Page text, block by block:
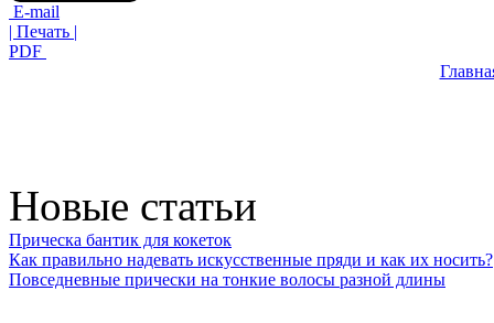
E-mail
| Печать |
PDF
Новые статьи
Прическа бантик для кокеток
Как правильно надевать искусственные пряди и как их носить?
Повседневные прически на тонкие волосы разной длины